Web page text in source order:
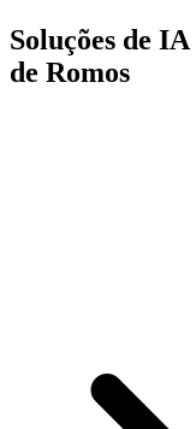
Soluções de
de Romos